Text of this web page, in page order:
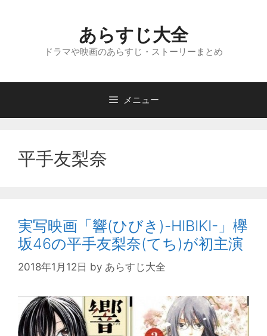
へ
あらすじ大全
ドラマや映画のあらすじ・ストーリーまとめ
メニュー
平手友梨奈
実写映画「響(ひびき)-HIBIKI-」欅
坂46の平手友梨奈(てち)が初主演
2018年1月12日 by あらすじ大全